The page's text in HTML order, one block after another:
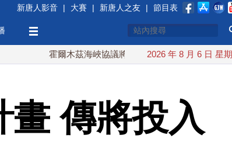
新唐人影音 | 大賽 | 新唐人之友 | 節目表
霍爾木茲海峽協議將達成？伊朗傳不收通行費 配
2026 年 8 月 6 日 星
畫 傳將投入